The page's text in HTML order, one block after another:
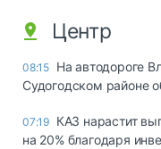
Центр
08:15 На автодороге
Судогодском районе
07:19 КАЗ нарастит
на 20% благодаря